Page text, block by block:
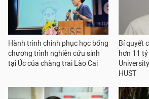
Hành trình chinh phục học bổng
chương trình nghiên cứu sinh
tại Úc của chàng trai Lào Cai
Bí quyết
hơn 11
HUST